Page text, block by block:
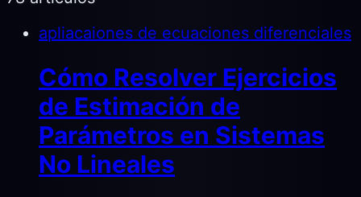
apliacaiones de ecuaciones diferenciales
Cómo Resolver Ejercicios
de Estimación de
Parámetros en Sistemas
No Lineales